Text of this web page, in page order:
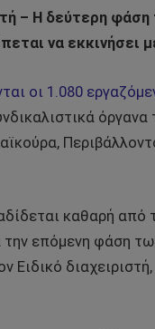
– Η δεύτερη φάση
να εκκινήσει
οι 1.080
καθαρή
την επόμενη φάση
Ειδικό